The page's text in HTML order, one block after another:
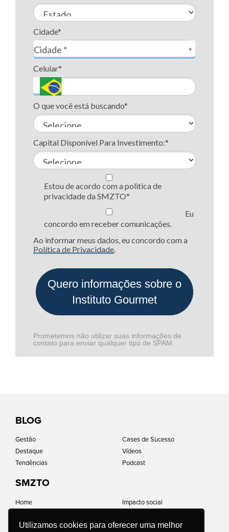
Utilizamos cookies para oferecer uma melhor
Cidade*
Cidade *
Cidade*
Celular*
O que você está buscando*
Capital Disponível Para Investimento:*
Estou de acordo com a politica de
privacidade da SMZTO*
Eu
concordo em receber comunicações.
Ao informar meus dados, eu concordo com a
Política de Privacidade.
Quero informações sobre o
Instituto Gourmet
Prometemos não utilizar suas informações de
contato para enviar qualquer tipo de SPAM.
BLOG
Gestão
Destaque
Tendências
Cases de Sucesso
Vídeos
Podcast
SMZTO
Home
Carreiras
Impacto social
Política de Privacidade